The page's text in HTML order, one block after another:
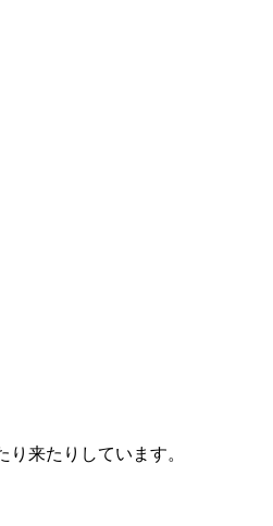
来たりしています。